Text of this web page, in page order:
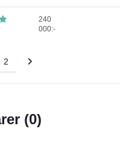
240
000:-
2
(0)